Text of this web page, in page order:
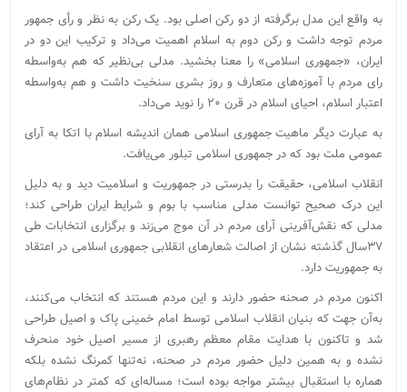
به ‌واقع این مدل برگرفته از دو رکن اصلی بود. یک رکن به نظر و رأی جمهور
مردم توجه داشت و رکن دوم به اسلام اهمیت می‌داد و ترکیب این دو در
ایران، «جمهوری اسلامی» را معنا بخشید. مدلی بی‌نظیر که هم به‌واسطه
رای مردم با آموزه‌های متعارف و روز بشری سنخیت داشت و هم به‌واسطه
اعتبار اسلام، احیای اسلام در قرن ۲۰ را نوید می‌داد.
به ‌عبارت دیگر ماهیت جمهوری اسلامی همان اندیشه اسلام با اتکا به آرای
عمومی ملت بود که در جمهوری اسلامی تبلور می‌یافت.
انقلاب اسلامی، حقیقت را بدرستی در جمهوریت و اسلامیت دید و به دلیل
این درک صحیح توانست مدلی مناسب با بوم و شرایط ایران طراحی کند؛
مدلی که نقش‌آفرینی آرای مردم در آن موج می‌زند و برگزاری انتخابات طی
۳۷سال گذشته نشان از اصالت شعارهای انقلابی جمهوری اسلامی در اعتقاد
به جمهوریت دارد.
اکنون مردم در صحنه حضور دارند و این مردم هستند که انتخاب می‌کنند،
به‌آن جهت که بنیان انقلاب اسلامی توسط امام خمینی پاک و اصیل طراحی
شد و تاکنون با هدایت مقام معظم رهبری از مسیر اصیل خود منحرف
نشده و به همین دلیل حضور مردم در صحنه، نه‌تنها کمرنگ نشده بلکه
هماره با استقبال بیشتر مواجه بوده است؛ مساله‌ای که کمتر در نظام‌های